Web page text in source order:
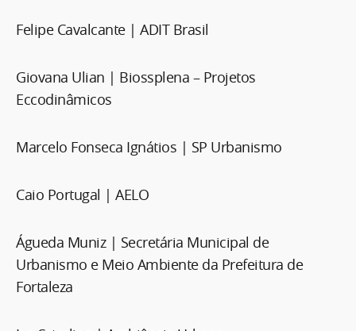
Felipe Cavalcante | ADIT Brasil
Giovana Ulian | Biossplena – Projetos
Eccodinâmicos
Marcelo Fonseca Ignátios | SP Urbanismo
Caio Portugal | AELO
Águeda Muniz | Secretária Municipal de
Urbanismo e Meio Ambiente da Prefeitura de
Fortaleza